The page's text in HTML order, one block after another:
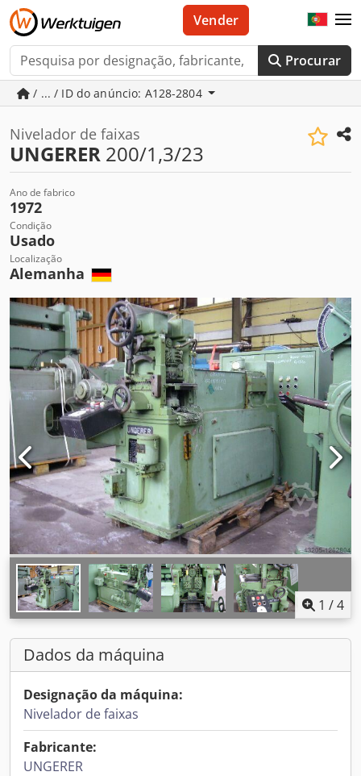
Procurar
Vender
/ ... / ID do anúncio: A128-2804
Nivelador de faixas
UNGERER 200/1,3/23
Ano de fabrico
1972
Condição
Usado
Localização
Alemanha
1 /4
Dados da máquina
Designação da máquina:
Nivelador de faixas
Fabricante:
UNGERER